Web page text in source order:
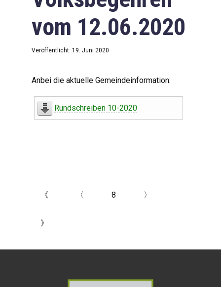
vom 12.06.2020
Veröffentlicht: 19. Juni 2020
Anbei die aktuelle Gemeindeinformation:
Rundschreiben 10-2020
《 〈 8 〉
》